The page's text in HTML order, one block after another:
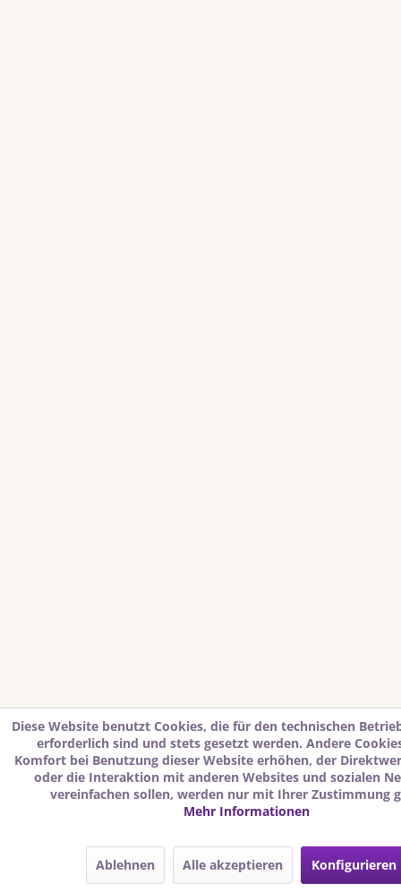
Diese Website benutzt Cookies, die für den technischen
erforderlich sind und stets gesetzt werden. Andere
Komfort bei Benutzung dieser Website erhöhen, der
oder die Interaktion mit anderen Websites und sozialen
vereinfachen sollen, werden nur mit Ihrer Zustimmung
Mehr Informationen
Ablehnen Alle akzeptieren Konfigurieren